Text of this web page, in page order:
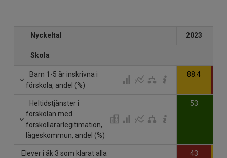
Nyckeltal 2023
Skola
Barn 1-5 år inskrivna i
förskola, andel (%)
88.4
Heltidstjänster i
förskolan med
förskollärarlegitimation,
lägeskommun, andel (%)
53
Elever i åk 3 som klarat alla
43